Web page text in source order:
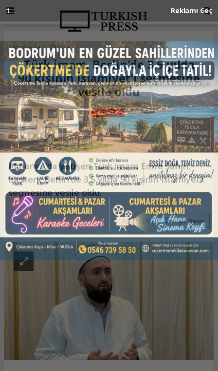
Anasayfa DÜNYA
Türk imam, Berlin'de 3,5 yılda
90 kişinin İslamiyet'i seçmesine
vesile oldu
DÜNYA
04.04.2025 - 11:47, Güncelleme: 04.04.2025 - 11:47
Almanya'da yetişen Türk imam Emre Şahin,
başkent Berlin'de 3,5 yılda 90 kişinin İslamiyet'i
seçmesine vesile oldu.
ABONE OL